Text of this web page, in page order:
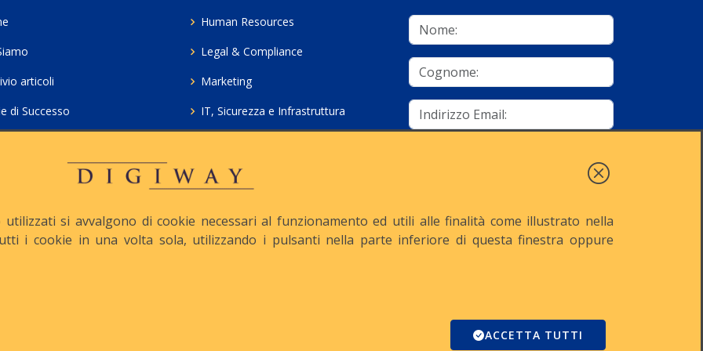
articoli
di Successo
Human Resources
Legal & Compliance
Marketing
IT, Sicurezza e Infrastruttura
Consulenza ICT e Licenze
si avvalgono di cookie necessari al funzionamento ed utili alle finalità come illustrato nella
i cookie in una volta sola, utilizzando i pulsanti nella parte inferiore di questa finestra oppure
ACCETTA TUTTI